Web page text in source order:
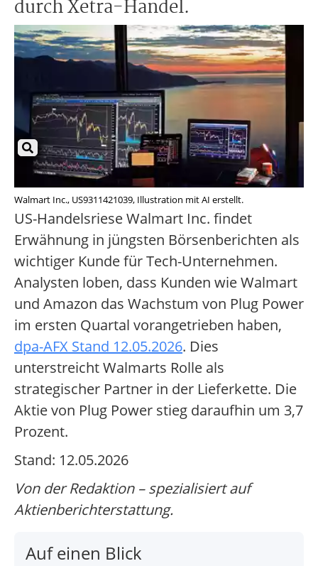
durch Xetra-Handel.
Walmart Inc., US9311421039, Illustration mit AI erstellt.
US-Handelsriese Walmart Inc. findet
Erwähnung in jüngsten Börsenberichten als
wichtiger Kunde für Tech-Unternehmen.
Analysten loben, dass Kunden wie Walmart
und Amazon das Wachstum von Plug Power
im ersten Quartal vorangetrieben haben,
dpa-AFX Stand 12.05.2026. Dies
unterstreicht Walmarts Rolle als
strategischer Partner in der Lieferkette. Die
Aktie von Plug Power stieg daraufhin um 3,7
Prozent.
Stand: 12.05.2026
Von der Redaktion – spezialisiert auf
Aktienberichterstattung.
Auf einen Blick